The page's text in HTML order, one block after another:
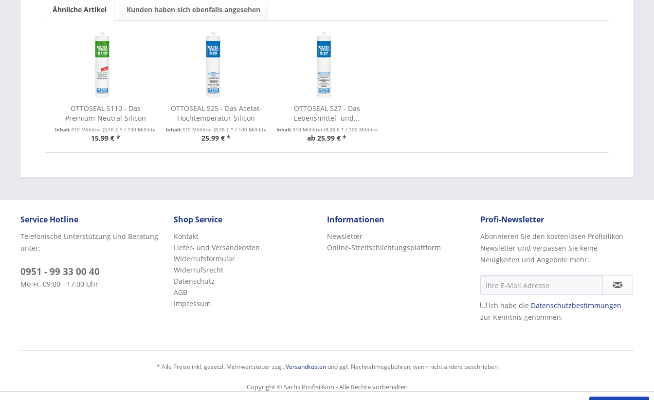
Ähnliche Artikel Kunden haben sich ebenfalls angesehen
OTTOSEAL S110 - Das
Premium-Neutral-Silicon
Inhalt 310 Milliliter (5,16 € * / 100 Milliliter)
15,99 € *
OTTOSEAL S25 - Das Acetat-
Hochtemperatur-Silicon
Inhalt 310 Milliliter (8,38 € * / 100 Milliliter)
25,99 € *
OTTOSEAL S27 - Das
Lebensmittel- und...
Inhalt310 Milliliter(8,38 € * / 100 Milliliter)
ab 25,99 € *
Service Hotline
Telefonische Unterstützung und Beratung
unter:
0951 - 99 33 00 40
Mo-Fr, 09:00 - 17:00 Uhr
Shop Service
Kontakt
Liefer- und Versandkosten
Widerrufsformular
Widerrufsrecht
Datenschutz
AGB
Impressum
Informationen
Newsletter
Online-Streitschlichtungsplattform
Profi-Newsletter
Abonnieren Sie den kostenlosen Profisilikon
Newsletter und verpassen Sie keine
Neuigkeiten und Angebote mehr.
Ich habe die Datenschutzbestimmungen
zur Kenntnis genommen.
* Alle Preise inkl. gesetzl. Mehrwertsteuer zzgl.Versandkostenund ggf. Nachnahmegebühren, wenn nicht anders beschrieben
Copyright © Sachs Profisilikon - Alle Rechte vorbehalten